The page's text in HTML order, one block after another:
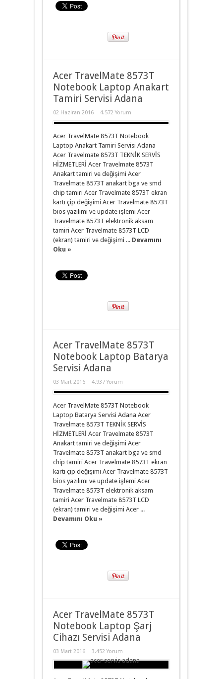
Acer TravelMate 8573T
Notebook Laptop Anakart
Tamiri Servisi Adana
02 Haziran 2016 4.572 Yorum
Acer TravelMate 8573T Notebook
Laptop Anakart Tamiri Servisi Adana
Acer Travelmate 8573T TEKNİK SERVİS
HİZMETLERİ Acer Travelmate 8573T
Anakart tamiri ve değişimi Acer
Travelmate 8573T anakart bga ve smd
chip tamiri Acer Travelmate 8573T ekran
kartı çip değişimi Acer Travelmate 8573T
bios yazılımı ve update işlemi Acer
Travelmate 8573T elektronik aksam
tamiri Acer Travelmate 8573T LCD
(ekran) tamiri ve değişimi ... Devamını
Oku »
Acer TravelMate 8573T
Notebook Laptop Batarya
Servisi Adana
03 Mart 2016 4.937 Yorum
Acer TravelMate 8573T Notebook
Laptop Batarya Servisi Adana Acer
Travelmate 8573T TEKNİK SERVİS
HİZMETLERİ Acer Travelmate 8573T
Anakart tamiri ve değişimi Acer
Travelmate 8573T anakart bga ve smd
chip tamiri Acer Travelmate 8573T ekran
kartı çip değişimi Acer Travelmate 8573T
bios yazılımı ve update işlemi Acer
Travelmate 8573T elektronik aksam
tamiri Acer Travelmate 8573T LCD
(ekran) tamiri ve değişimi Acer ...
Devamını Oku »
Acer TravelMate 8573T
Notebook Laptop Şarj
Cihazı Servisi Adana
03 Mart 2016 3.452 Yorum